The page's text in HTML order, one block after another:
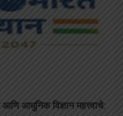
आधुनिक विज्ञान महत्त्वाचे: